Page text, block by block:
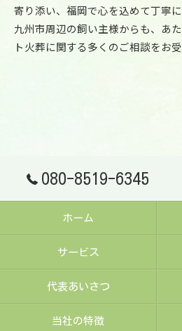
寄り添い、福岡で心を込めて丁寧
九州市周辺の飼い主様からも、あ
ト火葬に関する多くのご相談をお
080-8519-6345
ホーム
サービス
代表あいさつ
当社の特徴
お気軽にご相談く